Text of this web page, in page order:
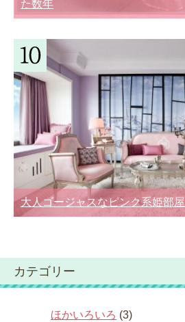
た数年
大人ゴージャスなピンク系姫部
カテゴリー
ほかいろいろ (3)